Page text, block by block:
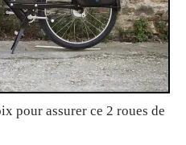
pour assurer ce 2 roues de